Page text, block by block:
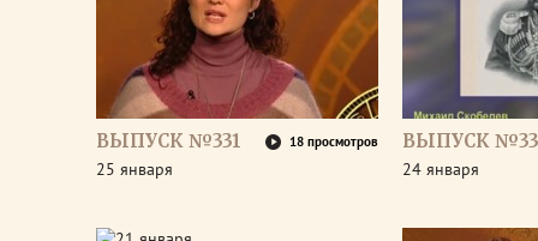
ВЫПУСК №331 18 просмотров
25 января
ВЫПУСК
24 января